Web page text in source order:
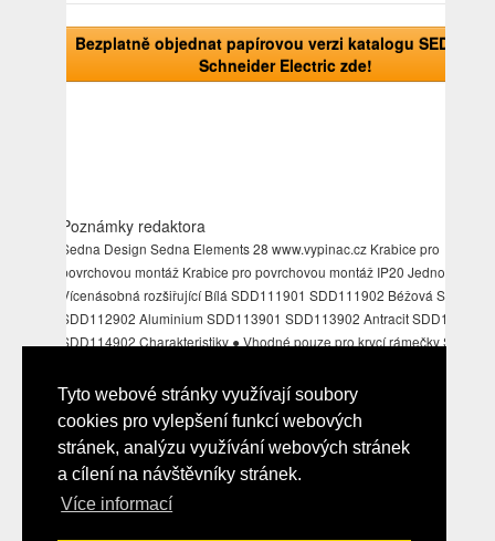
Tyto webové stránky využívají soubory
cookies pro vylepšení funkcí webových
stránek, analýzu využívání webových stránek
a cílení na návštěvníky stránek.
Více informací
Bezplatně objednat papírovou verzi katalogu SEDNA
Schneider Electric zde!
Poznámky redaktora
Sedna Design Sedna Elements 28 www.vypinac.cz Krabice pro
povrchovou montáž Krabice pro povrchovou montáž IP20
Vícenásobná rozšiřující Bílá SDD111901 SDD111902 Béžová
SDD112902 Aluminium SDD113901 SDD113902 Antracit SDD114901
SDD114902 Charakteristiky ● Vhodné pouze pro krycí rámečky Sedna
Jednonásobná montáž 1-segmentová SDDxxx901 Klap! Klap!
Vícenásobná montáž 1x jednonásobná SDDxxx901 vícenásobné
SDDxxx902 (až další vícenásobné krabice) Klap! Klap! Klap! Způsob
instalace krabic pro povrchovou montáž .se.com/cz www